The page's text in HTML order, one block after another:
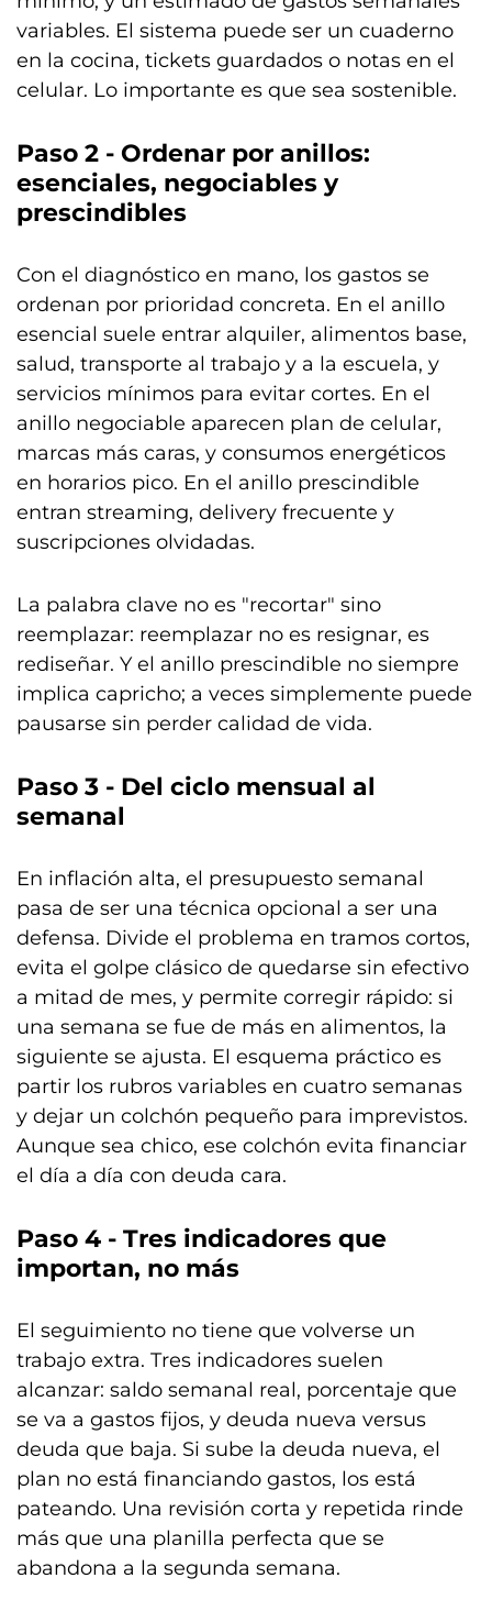
variables. El sistema puede ser un cuaderno
en la cocina, tickets guardados o notas en el
celular. Lo importante es que sea sostenible.
Paso 2 - Ordenar por anillos:
esenciales, negociables y
prescindibles
Con el diagnóstico en mano, los gastos se
ordenan por prioridad concreta. En el anillo
esencial suele entrar alquiler, alimentos base,
salud, transporte al trabajo y a la escuela, y
servicios mínimos para evitar cortes. En el
anillo negociable aparecen plan de celular,
marcas más caras, y consumos energéticos
en horarios pico. En el anillo prescindible
entran streaming, delivery frecuente y
suscripciones olvidadas.
La palabra clave no es "recortar" sino
reemplazar: reemplazar no es resignar, es
rediseñar. Y el anillo prescindible no siempre
implica capricho; a veces simplemente puede
pausarse sin perder calidad de vida.
Paso 3 - Del ciclo mensual al
semanal
En inflación alta, el presupuesto semanal
pasa de ser una técnica opcional a ser una
defensa. Divide el problema en tramos cortos,
evita el golpe clásico de quedarse sin efectivo
a mitad de mes, y permite corregir rápido: si
una semana se fue de más en alimentos, la
siguiente se ajusta. El esquema práctico es
partir los rubros variables en cuatro semanas
y dejar un colchón pequeño para imprevistos.
Aunque sea chico, ese colchón evita financiar
el día a día con deuda cara.
Paso 4 - Tres indicadores que
importan, no más
El seguimiento no tiene que volverse un
trabajo extra. Tres indicadores suelen
alcanzar: saldo semanal real, porcentaje que
se va a gastos fijos, y deuda nueva versus
deuda que baja. Si sube la deuda nueva, el
plan no está financiando gastos, los está
pateando. Una revisión corta y repetida rinde
más que una planilla perfecta que se
abandona a la segunda semana.